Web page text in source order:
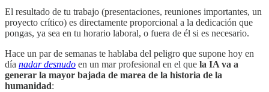
El resultado de tu trabajo (presentaciones, reuniones importantes, un
proyecto crítico) es directamente proporcional a la dedicación que
pongas, ya sea en tu horario laboral, o fuera de él si es necesario.
Hace un par de semanas te hablaba del peligro que supone hoy en
día nadar desnudo en un mar profesional en el que la IA va a
generar la mayor bajada de marea de la historia de la
humanidad: